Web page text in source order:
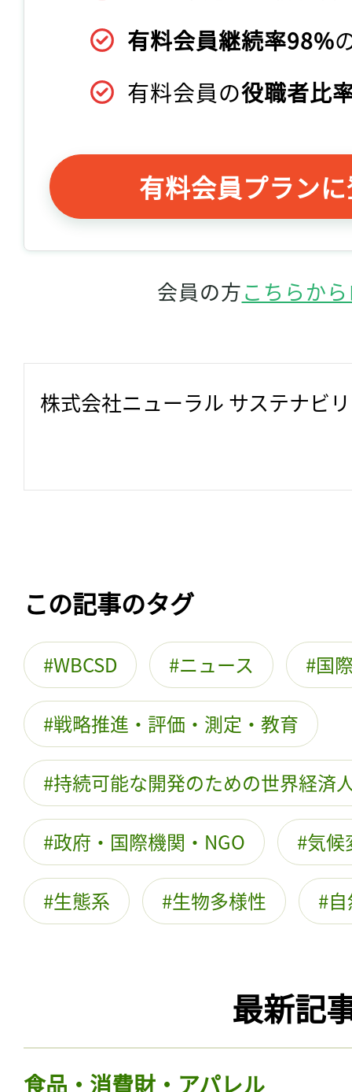
有料会員継続率98%
有料会員の役職者比
有料会員プラン
会員の方こちらか
株式会社ニューラル サステナビ
この記事のタグ
WBCSD ニュース 国
戦略推進・評価・測定・教育
持続可能な開発のための世界経済
政府・国際機関・NGO 気候
生態系 生物多様性
最新記
食品・消費財・アパレル